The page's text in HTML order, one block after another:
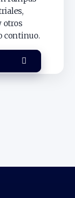
otros
continuo.